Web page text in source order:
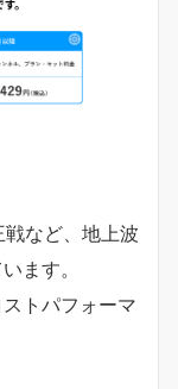
など、地上波
ます。
トパフォーマ